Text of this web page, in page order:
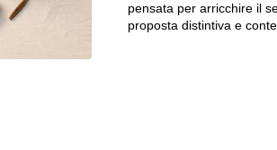
pensata per arricchire il
proposta distintiva e